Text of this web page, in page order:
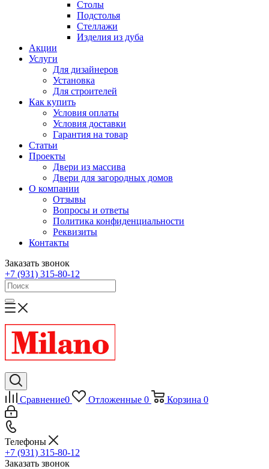
Столы
Подстолья
Стеллажи
Изделия из дуба
Акции
Услуги
Для дизайнеров
Установка
Для строителей
Как купить
Условия оплаты
Условия доставки
Гарантия на товар
Статьи
Проекты
Двери из массива
Двери для загородных домов
О компании
Отзывы
Вопросы и ответы
Политика конфиденциальности
Реквизиты
Контакты
Заказать звонок
+7 (931) 315-80-12
Сравнение0 Отложенные 0 Корзина 0
Телефоны
+7 (931) 315-80-12
Заказать звонок